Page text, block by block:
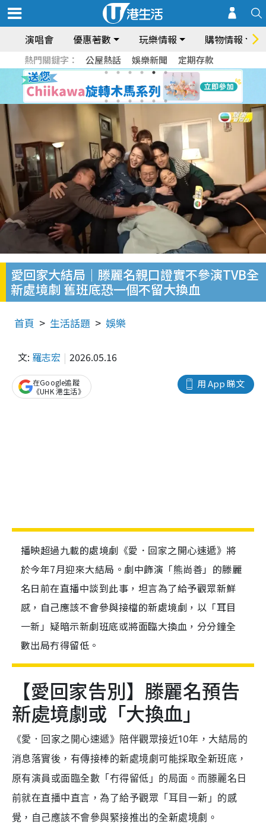
演唱會 優惠著數 玩樂情報 購物情報
熱門關鍵字： 公屋熱話 娛樂新聞 定期存款
愛回家大結局｜滕麗名親口證實不參演TVB全
新處境劇 舊班底恐一個不留大換血
首頁 生活話題 娛樂
文: 羅志宏 2026.05.16
用 App 睇文
在Google追蹤
《UHK 港生活》
播映超過九載的處境劇《愛．回家之開心速遞》將
於今年7月迎來大結局。劇中飾演「熊尚善」的滕麗
名日前在直播中談到此事，坦言為了給予觀眾新鮮
感，自己應該不會參與接檔的新處境劇，以「耳目
一新」疑暗示新劇班底或將面臨大換血，分分鐘全
數出局冇得留低。
【愛回家告別】滕麗名預告
新處境劇或「大換血」
《愛．回家之開心速遞》陪伴觀眾接近10年，大結局的
消息落實後，有傳接棒的新處境劇可能採取全新班底，
原有演員或面臨全數「冇得留低」的局面。而滕麗名日
前就在直播中直言，為了給予觀眾「耳目一新」的感
覺，自己應該不會參與緊接推出的全新處境劇。